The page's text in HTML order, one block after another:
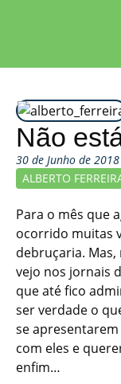
Não
30 de Junho de 2018
ALBERTO
Para o mês que
ocorrido muitas
debruçaria.
vejo nos jornais
que até fico
ser verdade o
se
com eles e
enfim…